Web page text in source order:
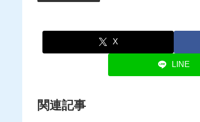
X
LINE
関連記事